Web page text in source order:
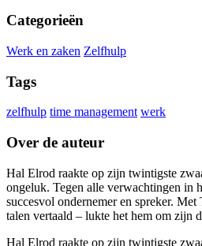
Categorieën
Werk en zaken Zelfhulp
Tags
zelfhulp time management werk
Over de auteur
Hal Elrod raakte op zijn twintigste
ongeluk. Tegen alle verwachtingen in
succesvol ondernemer en spreker.
talen vertaald – lukte het hem om zijn
Hal Elrod raakte op zijn twintigste